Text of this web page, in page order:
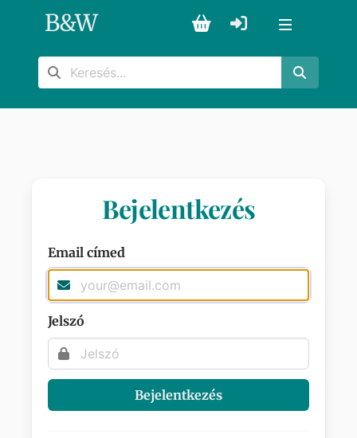
B&W
Bejelentkezés
Email címed
Jelszó
Bejelentkezés